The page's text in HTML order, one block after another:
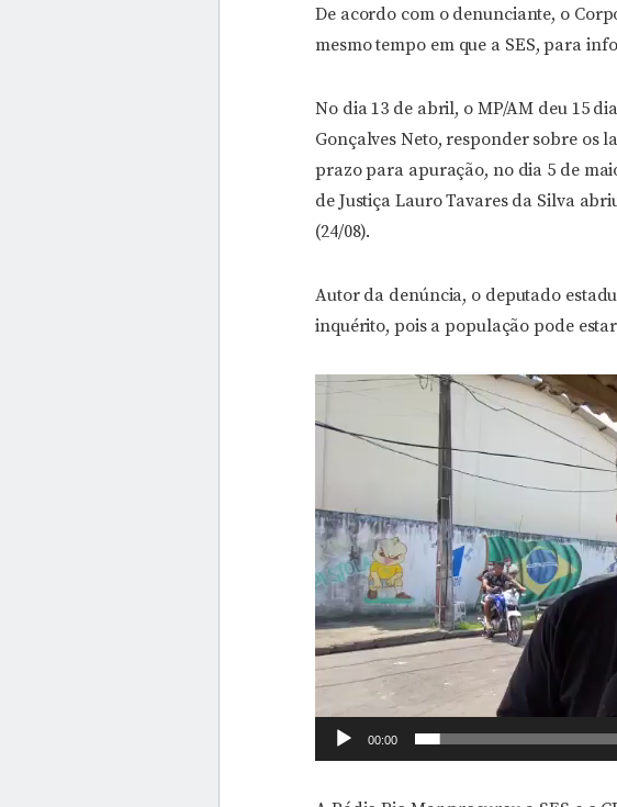
De acordo com o denunciante, o
mesmo tempo em que a SES, para
No dia 13 de abril, o MP/AM deu 15
Gonçalves Neto, responder sobre os
prazo para apuração, no dia 5 de
de Justiça Lauro Tavares da Silva
(24/08).
Autor da denúncia, o deputado
inquérito, pois a população pode
Tocador
de
00:00